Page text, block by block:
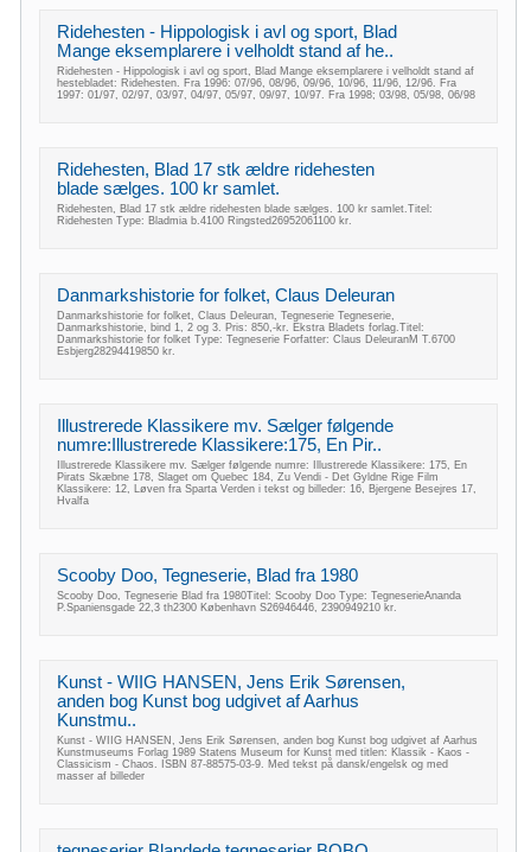
Ridehesten - Hippologisk i avl og sport, Blad
Mange eksemplarere i velholdt stand af he..
Ridehesten - Hippologisk i avl og sport, Blad Mange eksemplarere i velholdt stand af
hestebladet: Ridehesten. Fra 1996: 07/96, 08/96, 09/96, 10/96, 11/96, 12/96. Fra
1997: 01/97, 02/97, 03/97, 04/97, 05/97, 09/97, 10/97. Fra 1998; 03/98, 05/98, 06/98
Ridehesten, Blad 17 stk ældre ridehesten
blade sælges. 100 kr samlet.
Ridehesten, Blad 17 stk ældre ridehesten blade sælges. 100 kr samlet.Titel:
Ridehesten Type: Bladmia b.4100 Ringsted26952061100 kr.
Danmarkshistorie for folket, Claus Deleuran
Danmarkshistorie for folket, Claus Deleuran, Tegneserie Tegneserie,
Danmarkshistorie, bind 1, 2 og 3. Pris: 850,-kr. Ekstra Bladets forlag.Titel:
Danmarkshistorie for folket Type: Tegneserie Forfatter: Claus DeleuranM T.6700
Esbjerg28294419850 kr.
Illustrerede Klassikere mv. Sælger følgende
numre:Illustrerede Klassikere:175, En Pir..
Illustrerede Klassikere mv. Sælger følgende numre: Illustrerede Klassikere: 175, En
Pirats Skæbne 178, Slaget om Quebec 184, Zu Vendi - Det Gyldne Rige Film
Klassikere: 12, Løven fra Sparta Verden i tekst og billeder: 16, Bjergene Besejres 17,
Hvalfa
Scooby Doo, Tegneserie, Blad fra 1980
Scooby Doo, Tegneserie Blad fra 1980Titel: Scooby Doo Type: TegneserieAnanda
P.Spaniensgade 22,3 th2300 København S26946446, 2390949210 kr.
Kunst - WIIG HANSEN, Jens Erik Sørensen,
anden bog Kunst bog udgivet af Aarhus
Kunstmu..
Kunst - WIIG HANSEN, Jens Erik Sørensen, anden bog Kunst bog udgivet af Aarhus
Kunstmuseums Forlag 1989 Statens Museum for Kunst med titlen: Klassik - Kaos -
Classicism - Chaos. ISBN 87-88575-03-9. Med tekst på dansk/engelsk og med
masser af billeder